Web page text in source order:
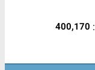
:
400,170